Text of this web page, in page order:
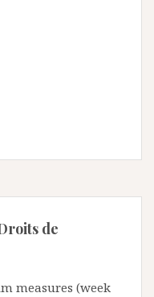
de
measures (week